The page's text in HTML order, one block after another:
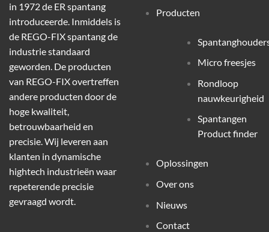
in 1972 de ER spantang
introduceerde. Inmiddels is
de REGO-FIX spantang de
industrie standaard
geworden. De producten
van REGO-FIX overtreffen
andere producten door de
hoge kwaliteit,
betrouwbaarheid en
precisie. Wij leveren aan
klanten in dynamische
hightech industrieën waar
repeterende precisie
gevraagd wordt.
Producten
Micro freesjes
Rondloop
nauwkeurigheid
Spantangen
Product finder
Oplossingen
Over ons
Nieuws
Contact